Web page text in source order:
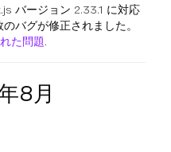
バージョン 2.33.1 に対応
バグが修正されました。
た問題.
8月